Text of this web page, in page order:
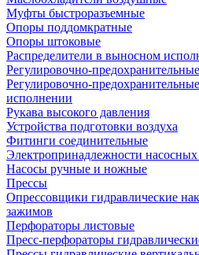
Муфты быстроразъемные
Опоры поддомкратные
Опоры штоковые
Распределители в выносном
Регулировочно-
Регулировочно-
исполнении
Рукава высокого давления
Устройства подготовки воздуха
Фитинги соединительные
Электропринадлежности
Насосы ручные и ножные
Прессы
Опрессовщики гидравлические
зажимов
Перфораторы листовые
Пресс-перфораторы